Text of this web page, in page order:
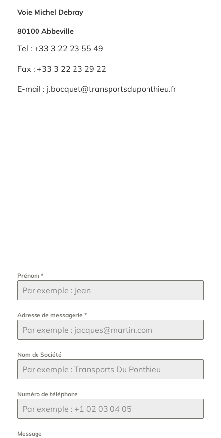
Voie Michel Debray
80100 Abbeville
Tel : +33 3 22 23 55 49
Fax : +33 3 22 23 29 22
E-mail : j.bocquet@transportsduponthieu.fr
Prénom *
Adresse de messagerie *
Nom de Société
Numéro de téléphone
Message